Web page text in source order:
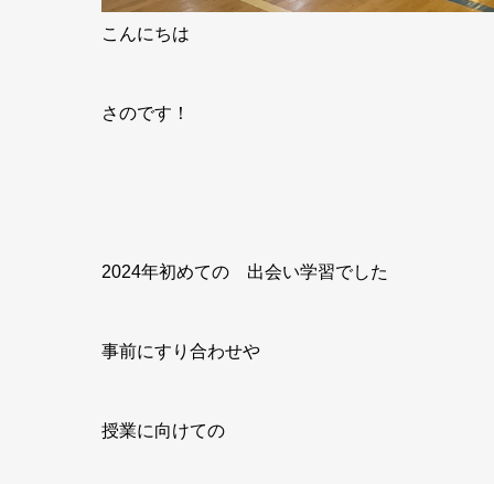
こんにちは
さのです！
2024年初めての 出会い学習でした
事前にすり合わせや
授業に向けての